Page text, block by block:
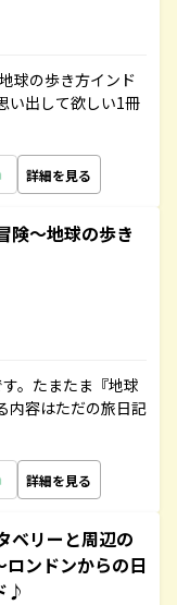
球の歩き方インド
い出して欲しい1冊
詳細を見る
険～地球の歩き
。たまたま『地球
内容はただの旅日記
詳細を見る
ベリーと周辺の
ンドンからの日
♪